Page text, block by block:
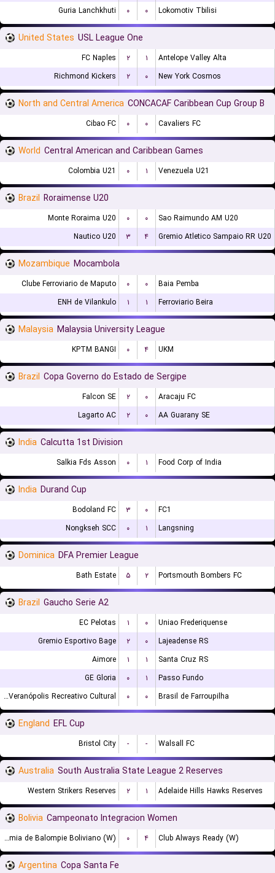
Guria Lanchkhuti ۰ ۰ Lokomotiv Tbilisi
United States USL League One
FC Naples ۲ ۱
Antelope Valley Alta
Richmond Kickers
۲ ۰ New York Cosmos
North and Central America CONCACAF Caribbean Cup Group B
Cibao FC ۰ ۰ Cavaliers FC
World Central American and Caribbean Games
Colombia U21 ۰ ۱ Venezuela U21
Brazil Roraimense U20
Monte Roraima U20 ۰ ۰
Sao Raimundo AM U20
Nautico U20
۳ ۴ Gremio Atletico Sampaio RR U20
Mozambique Mocambola
Clube Ferroviario de Maputo ۰ ۰
Baia Pemba
ENH de Vilankulo
۱ ۱ Ferroviario Beira
Malaysia Malaysia University League
KPTM BANGI ۰ ۴ UKM
Brazil Copa Governo do Estado de Sergipe
Falcon SE ۲ ۰
Aracaju FC
Lagarto AC
۲ ۰ AA Guarany SE
India Calcutta 1st Division
Salkia Fds Asson ۰ ۱ Food Corp of India
India Durand Cup
Bodoland FC ۳ ۰
FC1
Nongkseh SCC
۰ ۱ Langsning
Dominica DFA Premier League
Bath Estate ۵ ۲ Portsmouth Bombers FC
Brazil Gaucho Serie A2
EC Pelotas ۱ ۰
Uniao Frederiquense
Gremio Esportivo Bage
۲ ۰
Lajeadense RS
Aimore
۱ ۱
Santa Cruz RS
GE Gloria
۰ ۱
Passo Fundo
EC Veranópolis Recreativo Cultural
۰ ۰ Brasil de Farroupilha
England EFL Cup
Bristol City - - Walsall FC
Australia South Australia State League 2 Reserves
Western Strikers Reserves ۲ ۱ Adelaide Hills Hawks Reserves
Bolivia Campeonato Integracion Women
Academia de Balompie Boliviano (W) ۰ ۴ Club Always Ready (W)
Argentina Copa Santa Fe